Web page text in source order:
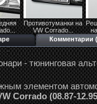
Противотуманки на
VW Corrado...
Комментарии
- тюнинговая
элементом
Corrado (08.87-